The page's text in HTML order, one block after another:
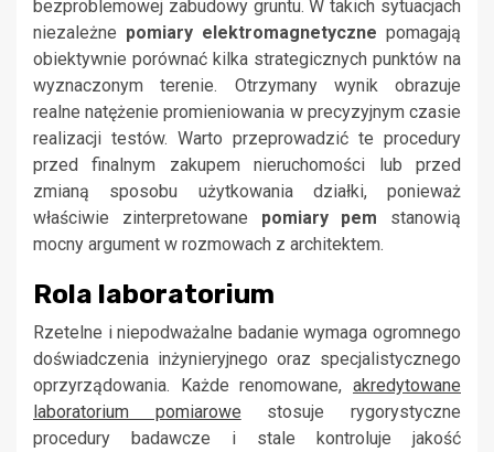
bezproblemowej zabudowy gruntu. W takich sytuacjach
niezależne pomiary elektromagnetyczne pomagają
obiektywnie porównać kilka strategicznych punktów na
wyznaczonym terenie. Otrzymany wynik obrazuje
realne natężenie promieniowania w precyzyjnym czasie
realizacji testów. Warto przeprowadzić te procedury
przed finalnym zakupem nieruchomości lub przed
zmianą sposobu użytkowania działki, ponieważ
właściwie zinterpretowane pomiary pem stanowią
mocny argument w rozmowach z architektem.
Rola laboratorium
Rzetelne i niepodważalne badanie wymaga ogromnego
doświadczenia inżynieryjnego oraz specjalistycznego
oprzyrządowania. Każde renomowane, akredytowane
laboratorium pomiarowe stosuje rygorystyczne
procedury badawcze i stale kontroluje jakość